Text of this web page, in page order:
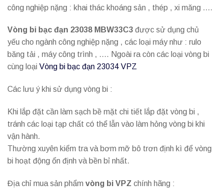
công nghiệp nặng : khai thác khoáng sản , thép , xi măng ….
Vòng bi bạc đạn 23038 MBW33C3 được sử dụng chủ
yếu cho ngành công nghiệp nặng , các loại máy như : rulo
băng tải , máy công trình , …. Ngoài ra còn các loại vòng bi
cùng loại Vòng bi bạc đạn 23034 VPZ
Các lưu ý khi sử dụng vòng bi :
Khi lắp đặt cần làm sạch bề mặt chi tiết lắp đặt vòng bi ,
tránh các loại tạp chất có thể lẫn vào làm hỏng vòng bi khi
vận hành.
Thường xuyên kiểm tra và bơm mỡ bô trơn định kì để vòng
bi hoạt động ổn định và bền bỉ nhất.
Địa chỉ mua sản phẩm vòng bi VPZ chính hãng :